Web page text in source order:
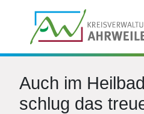
Auch im
schlug das